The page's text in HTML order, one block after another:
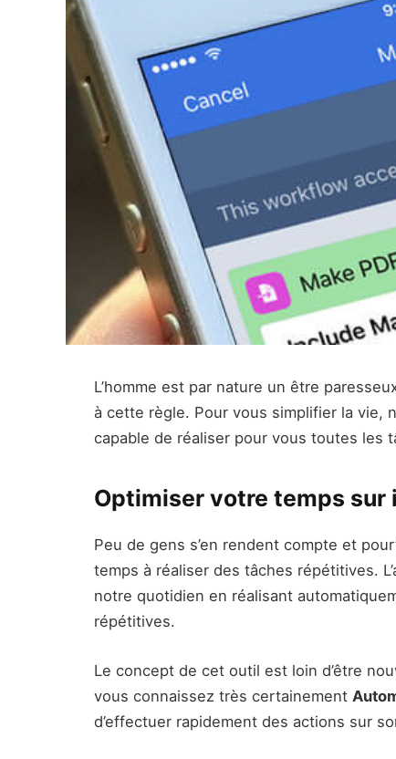
L’homme est par nature un être
à cette règle. Pour vous simplifier la vie,
capable de réaliser pour vous toutes les
Optimiser votre temps sur
Peu de gens s’en rendent compte et
temps à réaliser des tâches répétitives.
notre quotidien en réalisant
répétitives.
Le concept de cet outil est loin d’être
vous connaissez très certainement
d’effectuer rapidement des actions sur